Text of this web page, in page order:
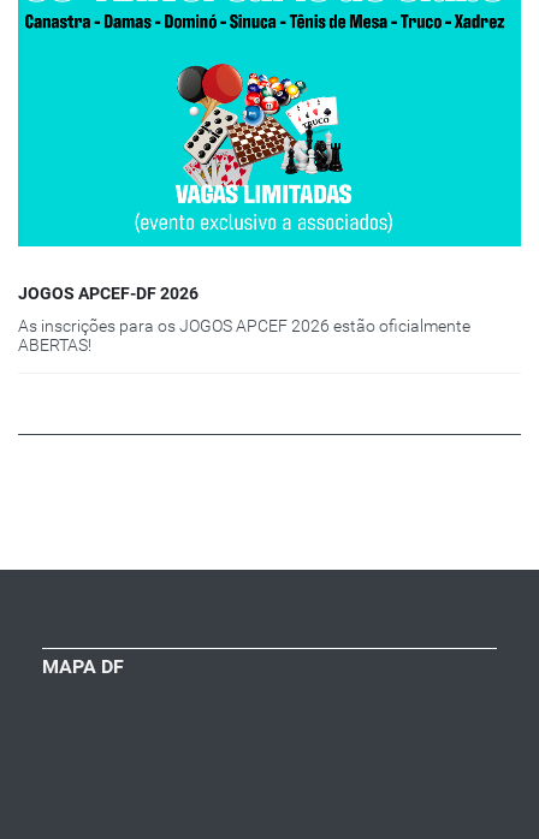
JOGOS APCEF-DF 2026
As inscrições para os JOGOS APCEF 2026 estão oficialmente
ABERTAS!
MAPA DF